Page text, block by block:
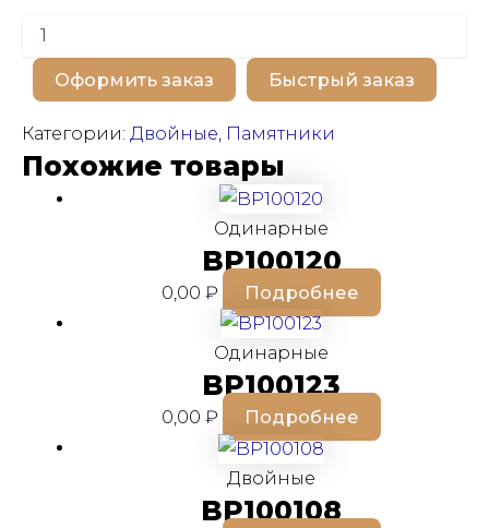
Количество
товара
BP100585
Оформить заказ Быстрый заказ
Категории: Двойные, Памятники
Похожие товары
Одинарные
BP100120
0,00₽ Подробнее
Одинарные
BP100123
0,00₽ Подробнее
Двойные
BP100108